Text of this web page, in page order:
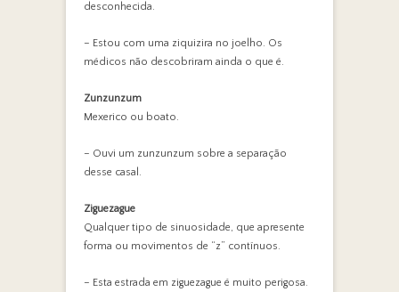
desconhecida.
– Estou com uma ziquizira no joelho. Os
médicos não descobriram ainda o que é.
Zunzunzum
Mexerico ou boato.
– Ouvi um zunzunzum sobre a separação
desse casal.
Ziguezague
Qualquer tipo de sinuosidade, que apresente
forma ou movimentos de “z” contínuos.
– Esta estrada em ziguezague é muito perigosa.